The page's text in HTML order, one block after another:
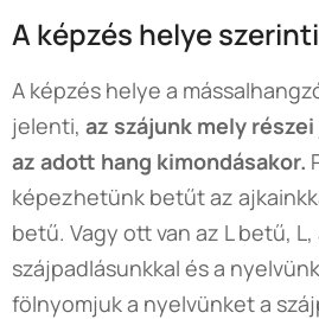
A képzés helye
A képzés helye a
jelenti, az szájunk mely
az adott hang kimondásakor.
képezhetünk betűt az
betű. Vagy ott van az L betű, L,
szájpadlásunkkal és a
fölnyomjuk a nyelvünket a